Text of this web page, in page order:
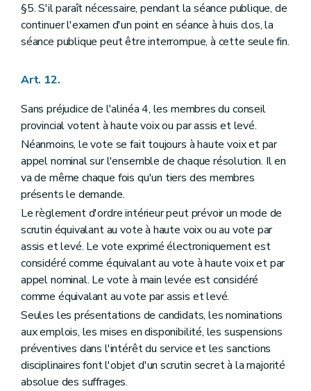
§5. S'il paraît nécessaire, pendant la séance publique, de
continuer l'examen d'un point en séance à huis clos, la
séance publique peut être interrompue, à cette seule fin.
Art. 12.
Sans préjudice de l'alinéa 4, les membres du conseil
provincial votent à haute voix ou par assis et levé.
Néanmoins, le vote se fait toujours à haute voix et par
appel nominal sur l'ensemble de chaque résolution. Il en
va de même chaque fois qu'un tiers des membres
présents le demande.
Le règlement d'ordre intérieur peut prévoir un mode de
scrutin équivalant au vote à haute voix ou au vote par
assis et levé. Le vote exprimé électroniquement est
considéré comme équivalant au vote à haute voix et par
appel nominal. Le vote à main levée est considéré
comme équivalant au vote par assis et levé.
Seules les présentations de candidats, les nominations
aux emplois, les mises en disponibilité, les suspensions
préventives dans l'intérêt du service et les sanctions
disciplinaires font l'objet d'un scrutin secret à la majorité
absolue des suffrages.